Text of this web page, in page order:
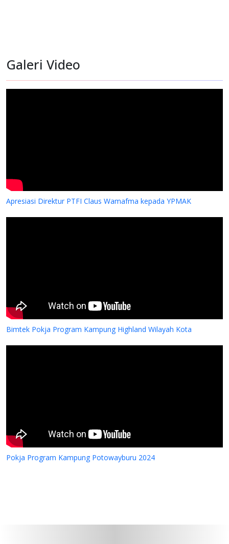
(GKII) Wilayah 2, Papua Tengah dan GKII Amungsa Timika.
Galeri Video
Apresiasi Direktur PTFI Claus Wamafma kepada YPMAK
Bimtek Pokja Program Kampung Highland Wilayah Kota
Pokja Program Kampung Potowayburu 2024